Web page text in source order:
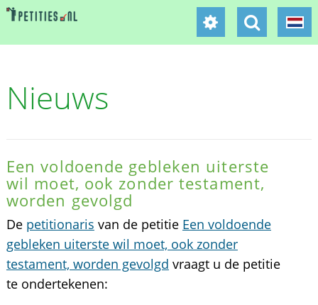
Nieuws
Een voldoende gebleken uiterste
wil moet, ook zonder testament,
worden gevolgd
De petitionaris van de petitie Een voldoende
gebleken uiterste wil moet, ook zonder
testament, worden gevolgd vraagt u de petitie
te ondertekenen: